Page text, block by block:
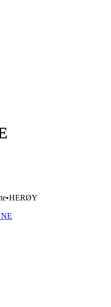
•HERØY